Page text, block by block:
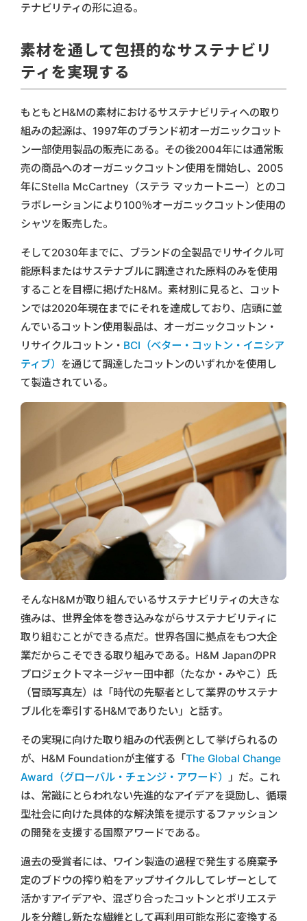
テナビリティの形に迫る。
素材を通して包摂的なサステナビリ
ティを実現する
もともとH&Mの素材におけるサステナビリティへの取り
組みの起源は、1997年のブランド初オーガニックコット
ン一部使用製品の販売にある。その後2004年には通常販
売の商品へのオーガニックコットン使用を開始し、2005
年にStella McCartney（ステラ マッカートニー）とのコ
ラボレーションにより100％オーガニックコットン使用の
シャツを販売した。
そして2030年までに、ブランドの全製品でリサイクル可
能原料またはサステナブルに調達された原料のみを使用
することを目標に掲げたH&M。素材別に見ると、コット
ンでは2020年現在までにそれを達成しており、店頭に並
んでいるコットン使用製品は、オーガニックコットン・
リサイクルコットン・ BCI（ベター・コットン・イニシア
ティブ） を通じて調達したコットンのいずれかを使用し
て製造されている。
そんなH&Mが取り組んでいるサステナビリティの大きな
強みは、世界全体を巻き込みながらサステナビリティに
取り組むことができる点だ。世界各国に拠点をもつ大企
業だからこそできる取り組みである。H&M JapanのPR
プロジェクトマネージャー田中都（たなか・みやこ）氏
（冒頭写真左）は「時代の先駆者として業界のサステナ
ブル化を牽引するH&Mでありたい」と話す。
その実現に向けた取り組みの代表例として挙げられるの
が、H&M Foundationが主催する「The Global Change
Award（グローバル・チェンジ・アワード） 」だ。これ
は、常識にとらわれない先進的なアイデアを奨励し、循環
型社会に向けた具体的な解決策を提示するファッション
の開発を支援する国際アワードである。
過去の受賞者には、ワイン製造の過程で発生する廃棄予
定のブドウの搾り粕をアップサイクルしてレザーとして
活かすアイデアや、混ざり合ったコットンとポリエステ
ルを分離し新たな繊維として再利用可能な形に変換する